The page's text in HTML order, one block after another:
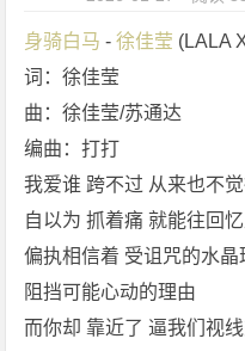
身骑白马 - 徐佳莹 (LALA
词：徐佳莹
曲：徐佳莹/苏通达
编曲：打打
我爱谁 跨不过 从来也不
自以为 抓着痛 就能往回
偏执相信着 受诅咒的水晶
阻挡可能心动的理由
而你却 靠近了 逼我们视